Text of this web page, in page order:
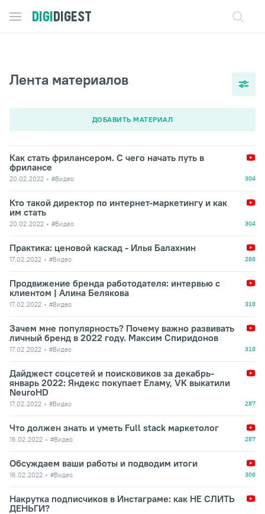
DIGIDIGEST
Лента материалов
ДОБАВИТЬ МАТЕРИАЛ
Как стать фрилансером. С чего начать путь в
фрилансе
20.02.2022 #Видео 304
Кто такой директор по интернет-маркетингу и как
им стать
20.02.2022 #Видео 304
Практика: ценовой каскад - Илья Балахнин
17.02.2022 #Видео 288
Продвижение бренда работодателя: интервью с
клиентом | Алина Белякова
17.02.2022 #Видео 318
Зачем мне популярность? Почему важно развивать
личный бренд в 2022 году. Максим Спиридонов
17.02.2022 #Видео 318
Дайджест соцсетей и поисковиков за декабрь-
январь 2022: Яндекс покупает Еламу, VK выкатили
NeuroHD
17.02.2022 #Видео 287
Что должен знать и уметь Full stack маркетолог
16.02.2022 #Видео 287
Обсуждаем ваши работы и подводим итоги
16.02.2022 #Видео 308
Накрутка подписчиков в Инстаграме: как НЕ СЛИТЬ
ДЕНЬГИ?